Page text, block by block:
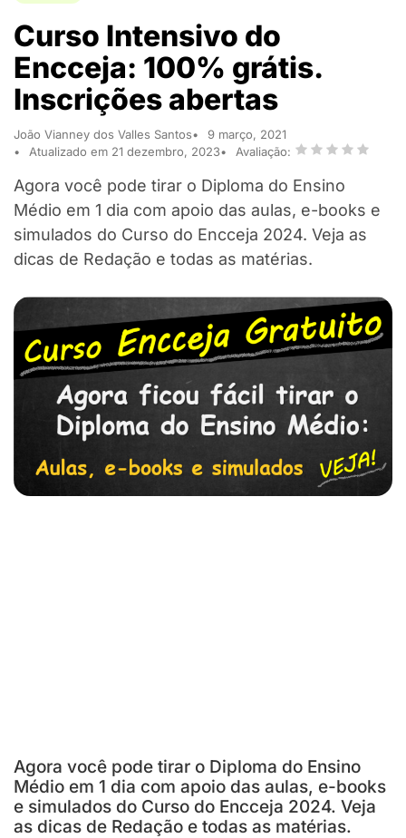
Curso Intensivo do
Encceja: 100% grátis.
Inscrições abertas
João Vianney dos Valles Santos
9 março, 2021
Atualizado em 21 dezembro, 2023
Avaliação:
Agora você pode tirar o Diploma do Ensino
Médio em 1 dia com apoio das aulas, e-books e
simulados do Curso do Encceja 2024. Veja as
dicas de Redação e todas as matérias.
Agora você pode tirar o Diploma do Ensino
Médio em 1 dia com apoio das aulas, e-books
e simulados do Curso do Encceja 2024. Veja
as dicas de Redação e todas as matérias.